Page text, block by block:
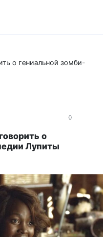
о гениальной зомби-
0
о
Лупиты